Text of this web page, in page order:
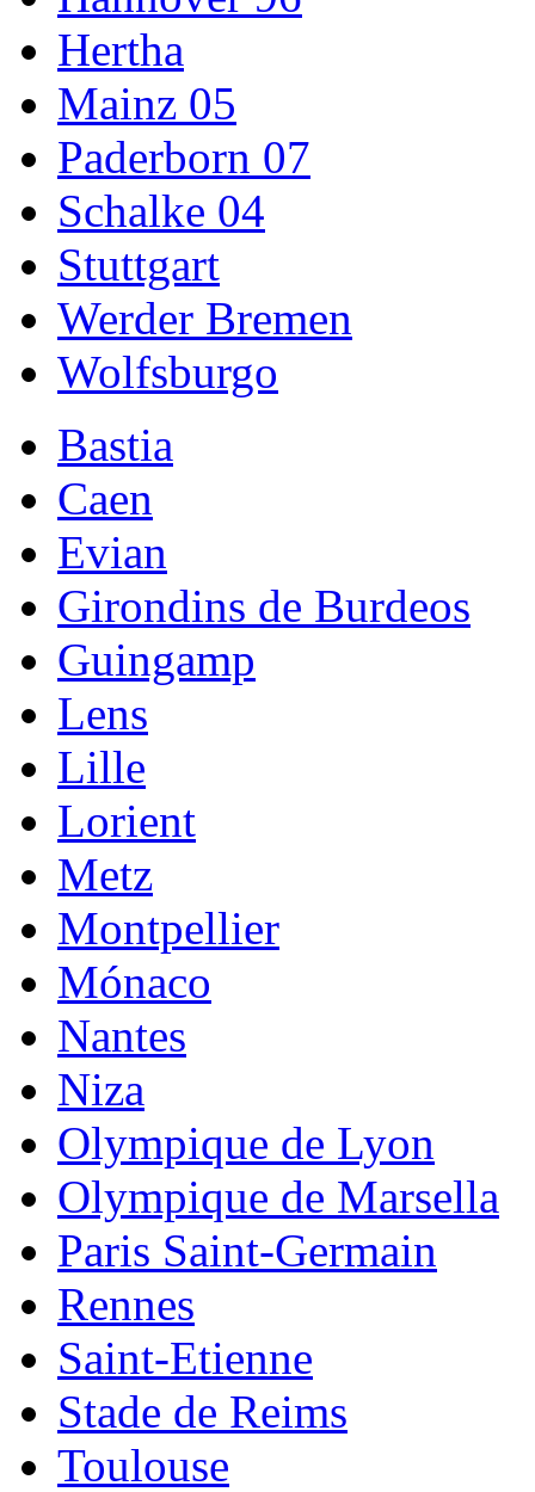
Hertha
Mainz 05
Paderborn 07
Schalke 04
Stuttgart
Werder Bremen
Wolfsburgo
Bastia
Caen
Evian
Girondins de Burdeos
Guingamp
Lens
Lille
Lorient
Metz
Montpellier
Mónaco
Nantes
Niza
Olympique de Lyon
Olympique de Marsella
Paris Saint-Germain
Rennes
Saint-Etienne
Stade de Reims
Toulouse